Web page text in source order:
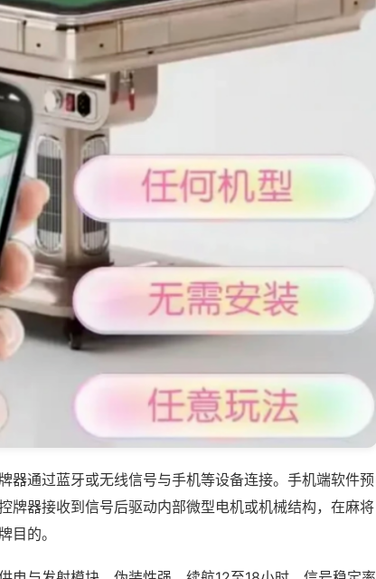
器通过蓝牙或无线信号与手机等设备连接。手机端软件预
牌器接收到信号后驱动内部微型电机或机械结构，在麻将
目的。